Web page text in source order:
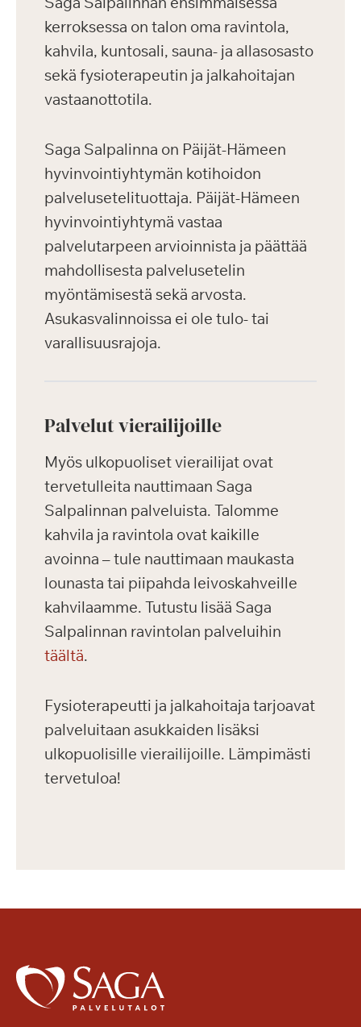
kerroksessa on talon oma ravintola,
kahvila, kuntosali, sauna- ja allasosasto
sekä fysioterapeutin ja jalkahoitajan
vastaanottotila.
Saga Salpalinna on Päijät-Hämeen
hyvinvointiyhtymän kotihoidon
palvelusetelituottaja. Päijät-Hämeen
hyvinvointiyhtymä vastaa
palvelutarpeen arvioinnista ja päättää
mahdollisesta palvelusetelin
myöntämisestä sekä arvosta.
Asukasvalinnoissa ei ole tulo- tai
varallisuusrajoja.
Palvelut vierailijoille
Myös ulkopuoliset vierailijat ovat
tervetulleita nauttimaan Saga
Salpalinnan palveluista. Talomme
kahvila ja ravintola ovat kaikille
avoinna – tule nauttimaan maukasta
lounasta tai piipahda leivoskahveille
kahvilaamme. Tutustu lisää Saga
Salpalinnan ravintolan palveluihin
täältä.
Fysioterapeutti ja jalkahoitaja tarjoavat
palveluitaan asukkaiden lisäksi
ulkopuolisille vierailijoille. Lämpimästi
tervetuloa!